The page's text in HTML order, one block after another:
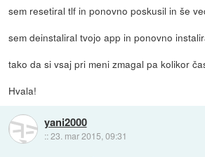
sem resetiral tlf in ponovno poskusil in še
sem deinstaliral tvojo app in ponovno
tako da si vsaj pri meni zmagal pa kolikor
Hvala!
yani2000
::23. mar 2015, 09:31